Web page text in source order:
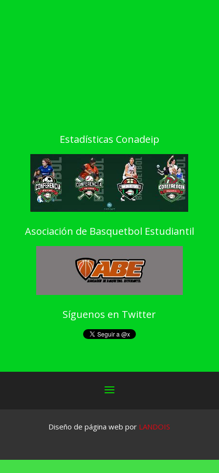
Estadísticas Conadeip
Asociación de Basquetbol Estudiantil
Síguenos en Twitter
Diseño de página web por LANDOIS